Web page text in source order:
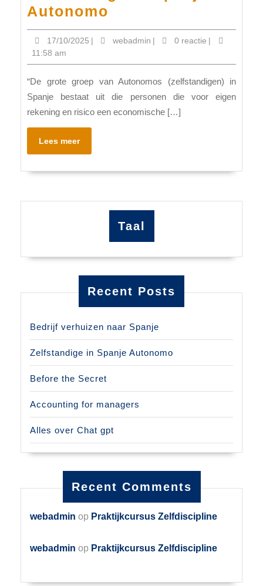
Autonomo
in
Spanje
Autonomo
17/10/202517/10/2025
| webadminwebadmin
| 0 reactie |
11:58 am
“De grote groep van Autonomos (zelfstandigen) in
Spanje bestaat uit die personen die voor eigen
rekening en risico een economische […]
Lees meerLees
meer
Taal
Recent Posts
Bedrijf verhuizen naar Spanje
Zelfstandige in Spanje Autonomo
Before the Secret
Accounting for managers
Alles over Chat gpt
Recent Comments
webadmin op Praktijkcursus Zelfdiscipline
webadmin op Praktijkcursus Zelfdiscipline